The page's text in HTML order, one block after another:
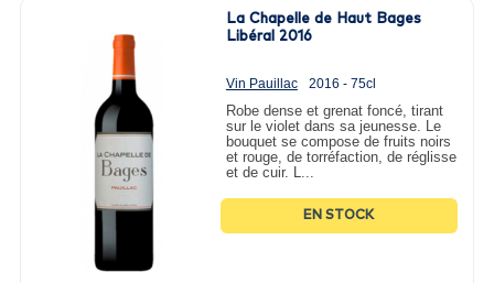
La Chapelle de Haut Bages
Libéral 2016
Vin Pauillac 2016 - 75cl
Robe dense et grenat foncé, tirant
sur le violet dans sa jeunesse. Le
bouquet se compose de fruits noirs
et rouge, de torréfaction, de réglisse
et de cuir. L...
EN STOCK